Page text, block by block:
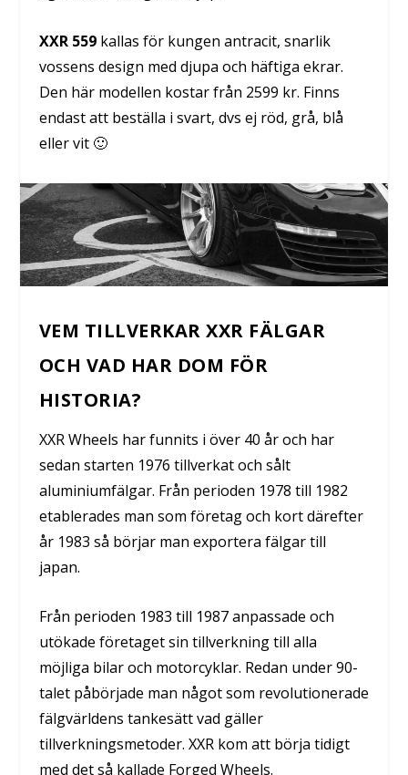
XXR 559kallas för kungen antracit, snarlik
vossens design med djupa och häftiga ekrar.
Den här modellen kostar från 2599 kr. Finns
endast att beställa i svart, dvs ej röd, grå, blå
eller vit 🙂
VEM TILLVERKAR XXR FÄLGAR
OCH VAD HAR DOM FÖR
HISTORIA?
XXR Wheels har funnits i över 40 år och har
sedan starten 1976 tillverkat och sålt
aluminiumfälgar. Från perioden 1978 till 1982
etablerades man som företag och kort därefter
år 1983 så börjar man exportera fälgar till
japan.
Från perioden 1983 till 1987 anpassade och
utökade företaget sin tillverkning till alla
möjliga bilar och motorcyklar. Redan under 90-
talet påbörjade man något som revolutionerade
fälgvärldens tankesätt vad gäller
tillverkningsmetoder. XXR kom att börja tidigt
med det så kallade Forged Wheels.